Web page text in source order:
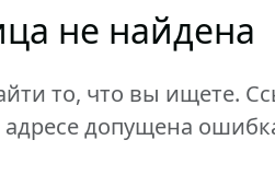
не найдена
то, что вы ищете.
адресе допущена